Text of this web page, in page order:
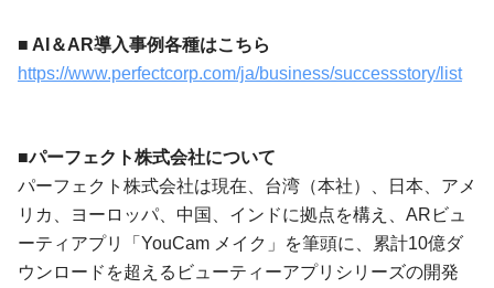
■ AI＆AR導入事例各種はこちら
https://www.perfectcorp.com/ja/business/successstory/list
■パーフェクト株式会社について
パーフェクト株式会社は現在、台湾（本社）、日本、アメ
リカ、ヨーロッパ、中国、インドに拠点を構え、ARビュ
ーティアプリ「YouCam メイク」を筆頭に、累計10億ダ
ウンロードを超えるビューティーアプリシリーズの開発